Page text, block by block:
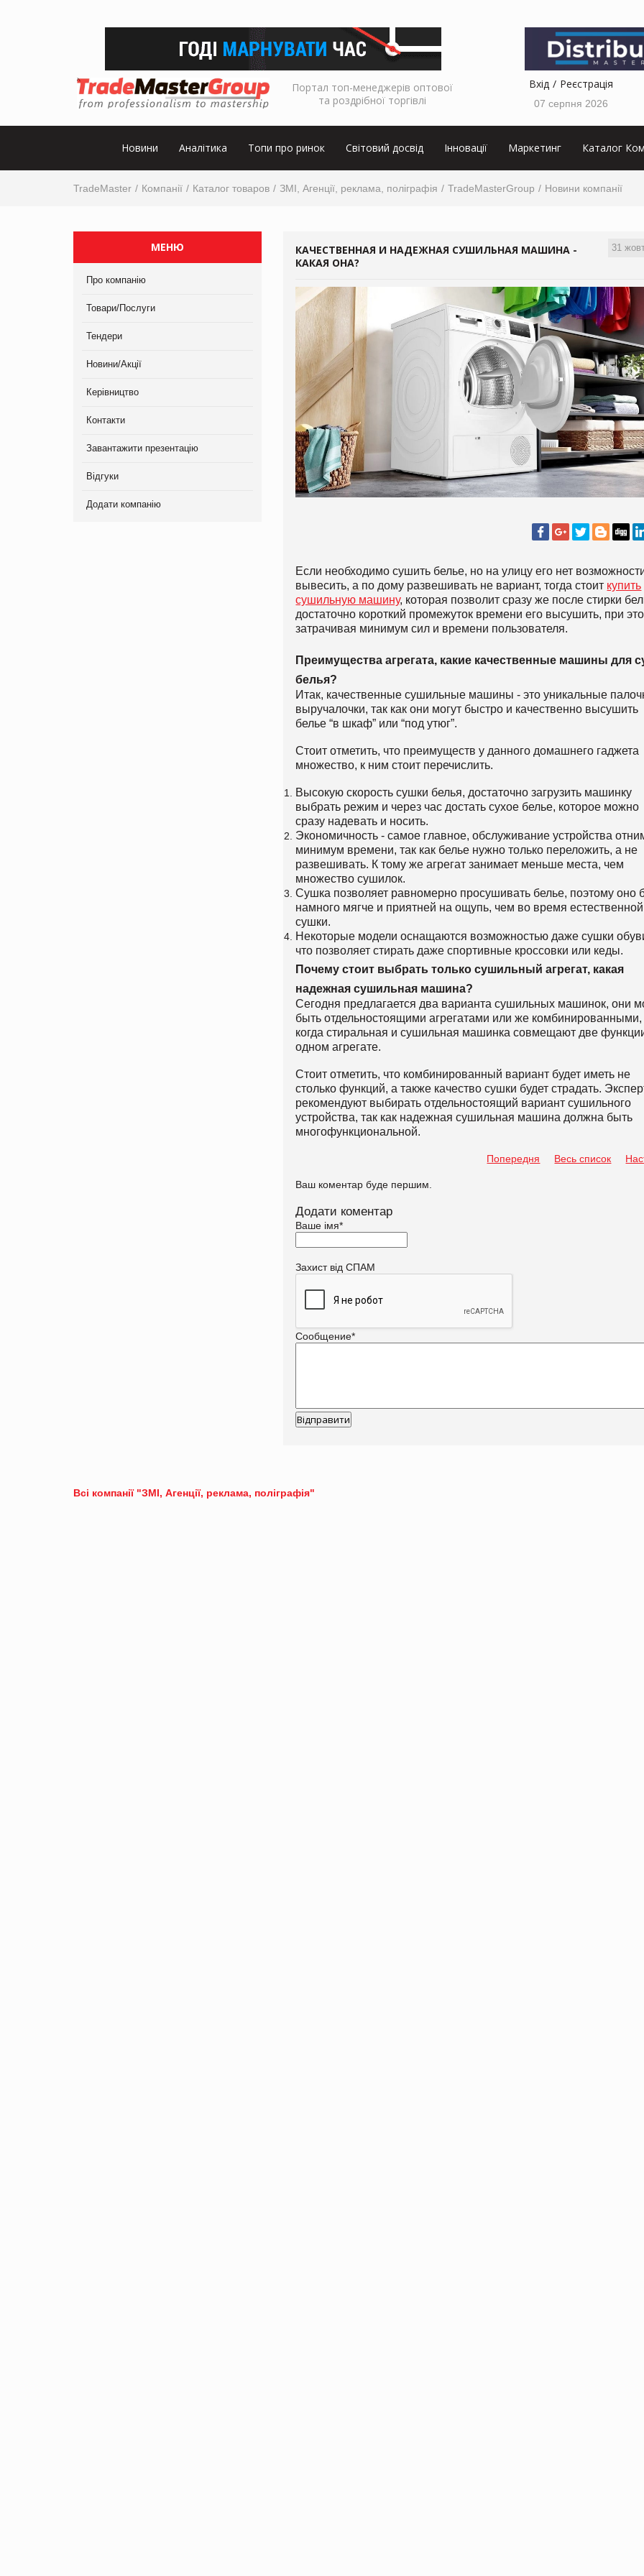
Портал топ-менеджерів оптової
та роздрібної торгівлі
Вхід Реєстрація
07 серпня 2026
Новини Аналітика Топи про ринок Світовий досвід Інновації Маркетинг Каталог
TradeMaster Компанії Каталог товаров ЗМІ, Агенції, реклама, поліграфія TradeMasterGroup Новини компанії
МЕНЮ
Про компанію
Товари/Послуги
Тендери
Новини/Акції
Керівництво
Контакти
Завантажити презентацію
Відгуки
Додати компанію
31
КАЧЕСТВЕННАЯ И НАДЕЖНАЯ СУШИЛЬНАЯ МАШИНА -
КАКАЯ ОНА?
Если необходимо сушить белье, но на улицу его нет
вывесить, а по дому развешивать не вариант, тогда стоит купить
сушильную машину, которая позволит сразу же после стирки
достаточно короткий промежуток времени его высушить, при
затрачивая минимум сил и времени пользователя.
Преимущества агрегата, какие качественные машины для
белья?
Итак, качественные сушильные машины - это уникальные
выручалочки, так как они могут быстро и качественно высушить
белье “в шкаф” или “под утюг”.
Стоит отметить, что преимуществ у данного домашнего гаджета
множество, к ним стоит перечислить.
Высокую скорость сушки белья, достаточно загрузить машинку
выбрать режим и через час достать сухое белье, которое можно
сразу надевать и носить.
Экономичность - самое главное, обслуживание устройства
минимум времени, так как белье нужно только переложить, а не
развешивать. К тому же агрегат занимает меньше места, чем
множество сушилок.
Сушка позволяет равномерно просушивать белье, поэтому оно
намного мягче и приятней на ощупь, чем во время естественной
сушки.
Некоторые модели оснащаются возможностью даже сушки
что позволяет стирать даже спортивные кроссовки или кеды.
Почему стоит выбрать только сушильный агрегат, какая
надежная сушильная машина?
Сегодня предлагается два варианта сушильных машинок, они
быть отдельностоящими агрегатами или же комбинированными,
когда стиральная и сушильная машинка совмещают две
одном агрегате.
Стоит отметить, что комбинированный вариант будет иметь не
столько функций, а также качество сушки будет страдать.
рекомендуют выбирать отдельностоящий вариант сушильного
устройства, так как надежная сушильная машина должна быть
многофункциональной.
Попередня Весь список
Ваш коментар буде першим.
Додати коментар
Ваше імя*
Захист від СПАМ
Сообщение*
Всі компанії "ЗМІ, Агенції, реклама, поліграфія"